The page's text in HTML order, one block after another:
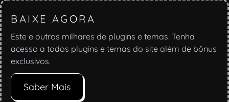
BAIXE AGORA
Este e outros milhares de plugins e temas. Tenha
acesso a todos plugins e temas do site além de bônus
exclusivos.
Saber Mais